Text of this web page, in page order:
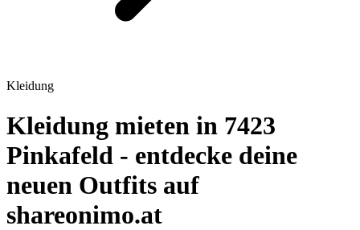
Kleidung
Kleidung mieten in 7423
Pinkafeld - entdecke deine
neuen Outfits auf
shareonimo.at